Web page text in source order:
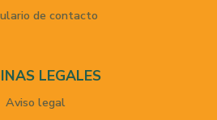
de contacto
LEGALES
Aviso legal